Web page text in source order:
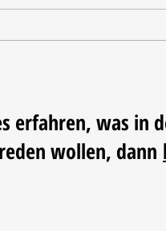
erfahren, was in
wollen, dann